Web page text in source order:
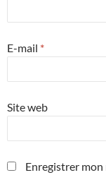
E-mail *
Site web
Enregistrer mon